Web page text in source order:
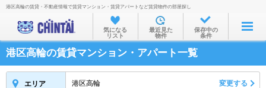
お部屋を探す
沿線・駅から
住所から
港区高輪の賃貸・不動産情報で賃貸マンション・賃貸アパートなど賃貸物件の部屋探し
気になる
リスト
最近見た
物件
保存中の
条件
港区高輪の賃貸マンション・アパート一覧
エリア 港区高輪 変更する